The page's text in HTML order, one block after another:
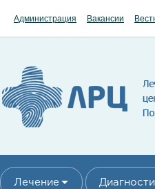
Администрация Вакансии
Лечение